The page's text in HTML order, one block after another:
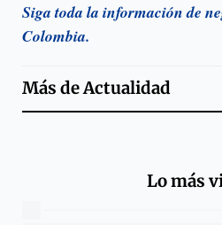
Siga toda la información de
Colombia.
Más deActualidad
Lo más